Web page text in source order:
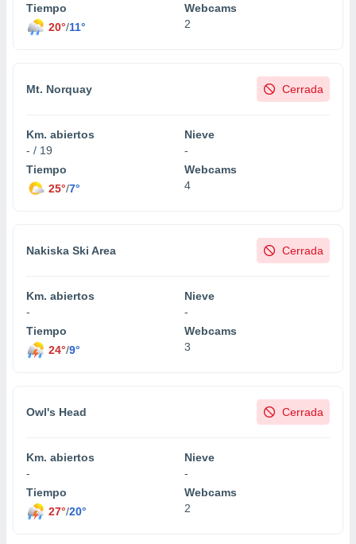
Tiempo
20°/11°
Webcams
2
Mt. Norquay Cerrada
Km. abiertos
- / 19
Nieve
-
Tiempo
25°/7°
Webcams
4
Nakiska Ski Area Cerrada
Km. abiertos
-
Nieve
-
Tiempo
24°/9°
Webcams
3
Owl's Head Cerrada
Km. abiertos
-
Nieve
-
Tiempo
27°/20°
Webcams
2